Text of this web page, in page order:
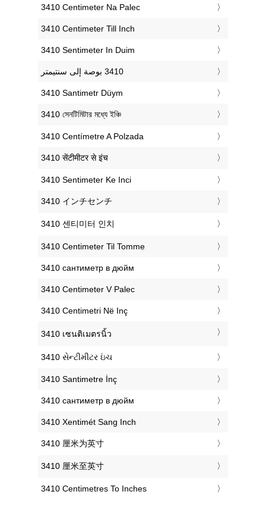
‎3410 Centimeter Na Palec
‎3410 Centimeter Till Inch
‎3410 Sentimeter In Duim
‎3410 Santimetr Düym
‎3410 সেনটিমিটার মধ্যে ইঞ্চি
‎3410 Centímetre A Polzada
‎3410 सेंटीमीटर से इंच
‎3410 Sentimeter Ke Inci
‎3410 インチセンチ
‎3410 센티미터 인치
‎3410 Centimeter Til Tomme
‎3410 сантиметр в дюйм
‎3410 Centimeter V Palec
‎3410 Centimetri Në Inç
‎3410 เซนติเมตรนิ้ว
‎3410 સેન્ટીમીટર ઇંચ
‎3410 Santimetre İnç
‎3410 сантиметр в дюйм
‎3410 Xentimét Sang Inch
‎3410 厘米为英寸
‎3410 厘米至英寸
‎3410 Centimetres To Inches